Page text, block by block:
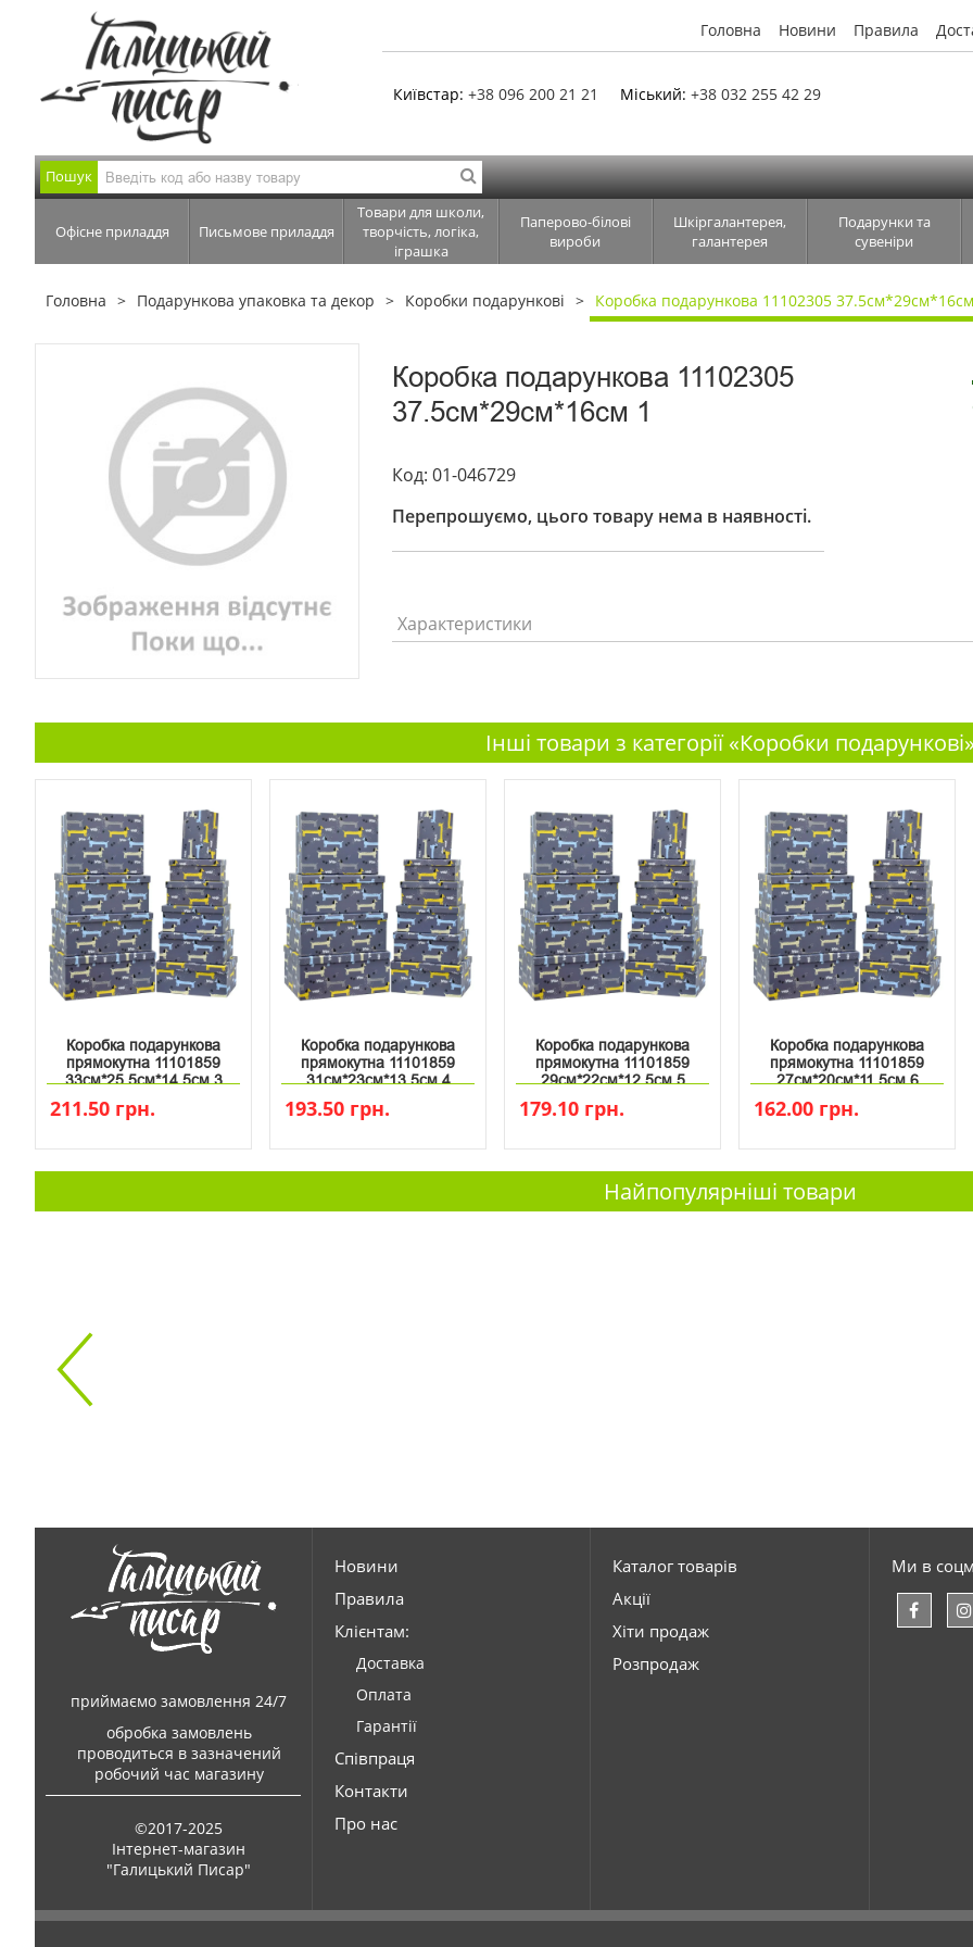
Головна Новини Правила
Київстар: +38 096 200 21 21 Міський: +38 032 255 42 29
Пошук
Офісне приладдя Письмове приладдя
Товари для школи,
творчість, логіка,
іграшка
Паперово-білові
вироби
Шкіргалантерея,
галантерея
Подарунки та
сувеніри
Головна Подарункова упаковка та декор Коробки подарункові Коробка подарункова 11102305
Коробка подарункова 11102305
37.5см*29см*16см 1
Код: 01-046729
Перепрошуємо, цього товару нема в наявності.
Характеристики
Інші товари з категорії «Коробки
Коробка подарункова
прямокутна 11101859
33см*25.5см*14.5см 3
211.50 грн.
Коробка подарункова
прямокутна 11101859
31см*23см*13.5см 4
193.50 грн.
Коробка подарункова
прямокутна 11101859
29см*22см*12.5см 5
179.10 грн.
Коробка подарункова
прямокутна 11101859
27см*20см*11.5см 6
162.00 грн.
Найпопулярніші товари
приймаємо замовлення 24/7
обробка замовлень
проводиться в зазначений
робочий час магазину
©2017-2025
Інтернет-магазин
"Галицький Писар"
Новини
Правила
Клієнтам:
Доставка
Оплата
Гарантії
Співпраця
Контакти
Про нас
Каталог товарів
Акції
Хіти продаж
Розпродаж
Ми в